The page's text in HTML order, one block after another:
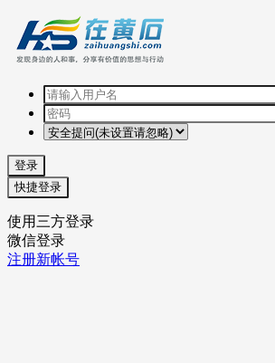
登录
快捷登录
使用三方登录
微信登录
注册新帐号